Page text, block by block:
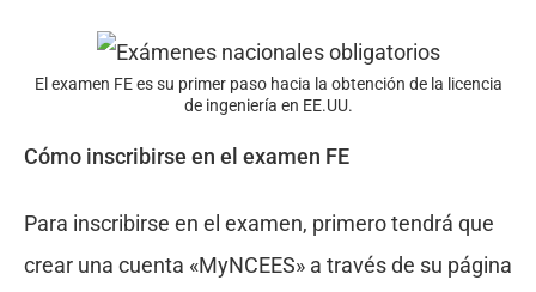
El examen FE es su primer paso hacia la obtención de la licencia
de ingeniería en EE.UU.
Cómo inscribirse en el examen FE
Para inscribirse en el examen, primero tendrá que
crear una cuenta «MyNCEES» a través de su página